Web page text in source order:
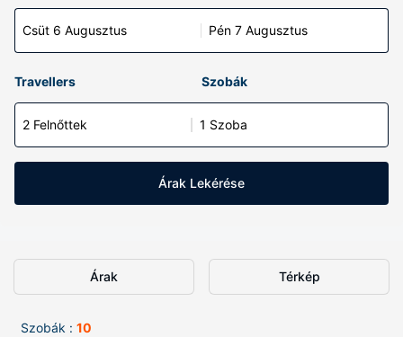
Csüt 6 Augusztus Pén 7 Augusztus
Travellers Szobák
2 Felnőttek 1 Szoba
Árak Lekérése
Árak Térkép
Szobák : 10